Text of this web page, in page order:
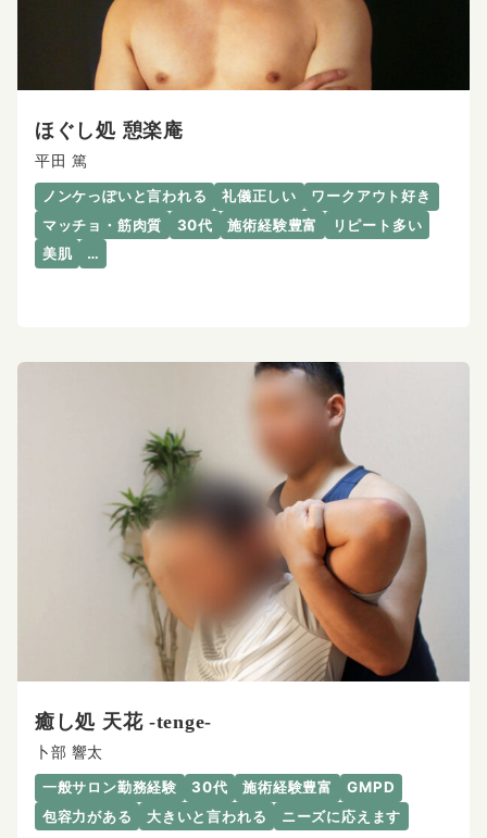
ほぐし処 憩楽庵
平田 篤
ノンケっぽいと言われる 礼儀正しい
ワークアウト好き
マッチョ・筋肉質
30代 施術経験豊富
リピート多い
美肌
…
癒し処 天花 -tenge-
卜部 響太
一般サロン勤務経験 30代 施術経験豊富
GMPD
包容力がある
大きいと言われる ニーズに応えます